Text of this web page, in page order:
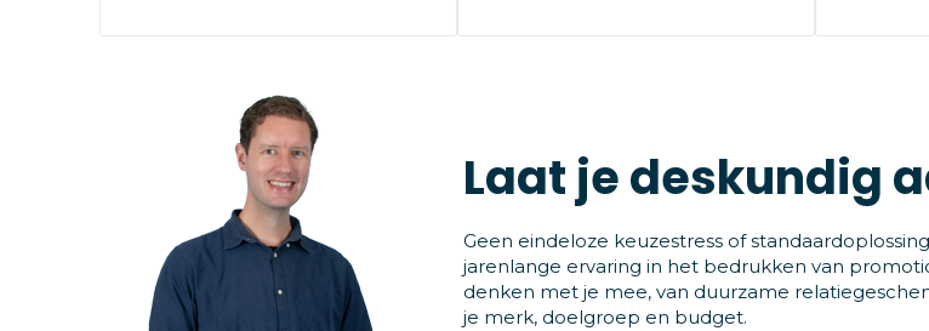
Laat je deskundig
Geen eindeloze keuzestress of
jarenlange ervaring in het bedrukken van
denken met je mee, van duurzame
je merk, doelgroep en budget.